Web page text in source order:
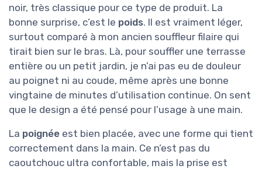
noir, très classique pour ce type de produit. La
bonne surprise, c’est le poids. Il est vraiment léger,
surtout comparé à mon ancien souffleur filaire qui
tirait bien sur le bras. Là, pour souffler une terrasse
entière ou un petit jardin, je n’ai pas eu de douleur
au poignet ni au coude, même après une bonne
vingtaine de minutes d’utilisation continue. On sent
que le design a été pensé pour l’usage à une main.
La poignée est bien placée, avec une forme qui tient
correctement dans la main. Ce n’est pas du
caoutchouc ultra confortable, mais la prise est